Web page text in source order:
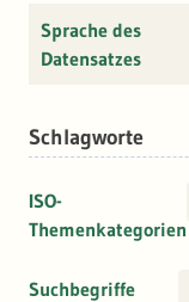
Sprache des
Datensatzes
Schlagworte
ISO-
Themenkategorien
Suchbegriffe